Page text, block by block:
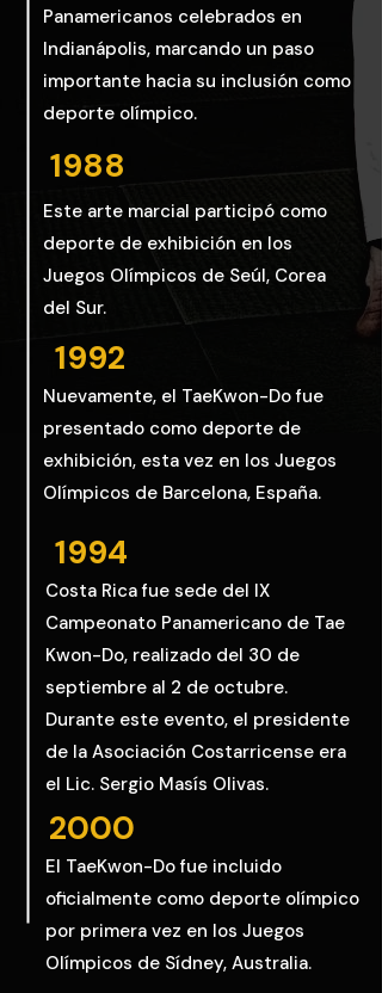
Panamericanos celebrados en
Indianápolis, marcando un paso
importante hacia su inclusión como
deporte olímpico.
1988
Este arte marcial participó como
deporte de exhibición en los
Juegos Olímpicos de Seúl, Corea
del Sur.
1992
Nuevamente, el TaeKwon-Do fue
presentado como deporte de
exhibición, esta vez en los Juegos
Olímpicos de Barcelona, España.
1994
Costa Rica fue sede del IX
Campeonato Panamericano de Tae
Kwon-Do, realizado del 30 de
septiembre al 2 de octubre.
Durante este evento, el presidente
de la Asociación Costarricense era
el Lic. Sergio Masís Olivas.
2000
El TaeKwon-Do fue incluido
oficialmente como deporte olímpico
por primera vez en los Juegos
Olímpicos de Sídney, Australia.